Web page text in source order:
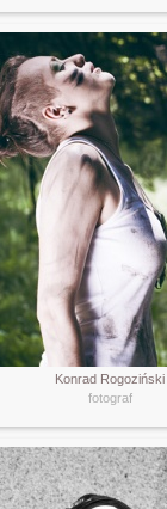
Konrad Rogoziński
fotograf